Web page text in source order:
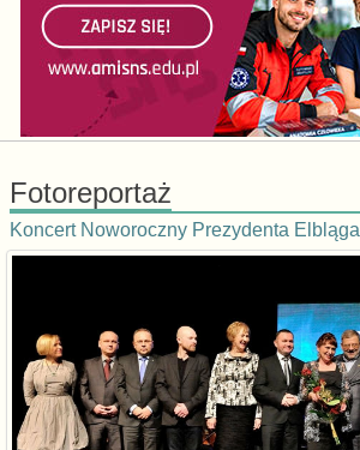
Fotoreportaż
Koncert Noworoczny Prezydenta Elbląga